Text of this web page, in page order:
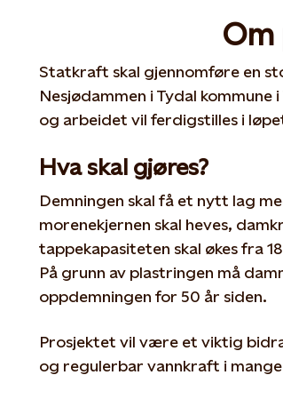
Om
Statkraft skal gjennomføre en
Nesjødammen i Tydal
og arbeidet vil ferdigstilles i
Hva skal gjøres?
Demningen skal få et nytt lag
morenekjernen skal heves,
tappekapasiteten skal økes fra
På grunn av plastringen må
oppdemningen for 50 år siden.
Prosjektet vil være et viktig
og regulerbar vannkraft i